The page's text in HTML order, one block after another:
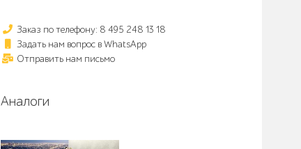
Заказ по телефону: 8 495 248 13 18
Задать нам вопрос в WhatsApp
Отправить нам письмо
Аналоги